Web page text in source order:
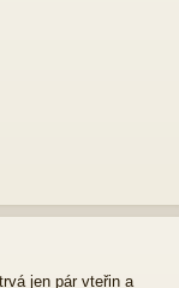
jen pár vteřin a